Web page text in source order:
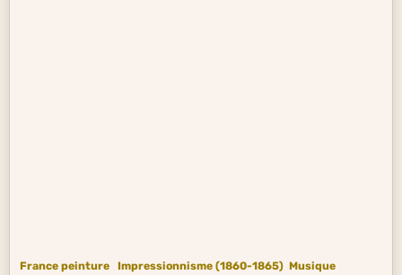
France peinture Impressionnisme (1860-1865) Musique